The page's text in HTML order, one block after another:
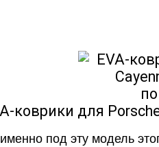
коврики для
под эту модель